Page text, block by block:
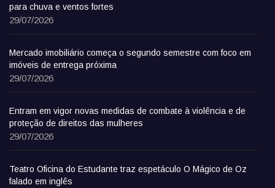
para chuva e ventos fortes
29/07/2026
Mercado imobiliário começa o segundo semestre com foco em
imóveis de entrega próxima
29/07/2026
Entram em vigor novas medidas de combate à violência e de
proteção de direitos das mulheres
29/07/2026
Teatro Oficina do Estudante traz espetáculo O Mágico de Oz
falado em inglês